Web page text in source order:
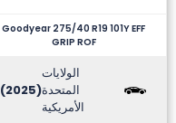
Goodyear 275/40 R19 101Y EFF
GRIP ROF
الولايات
المتحدة
الأمريكية
(2025)